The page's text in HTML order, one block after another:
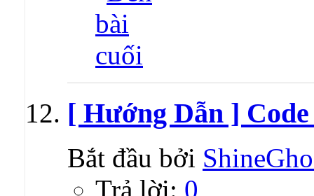
[ Hướng Dẫn ]
Bắt đầu bởi
Trả lời: 0